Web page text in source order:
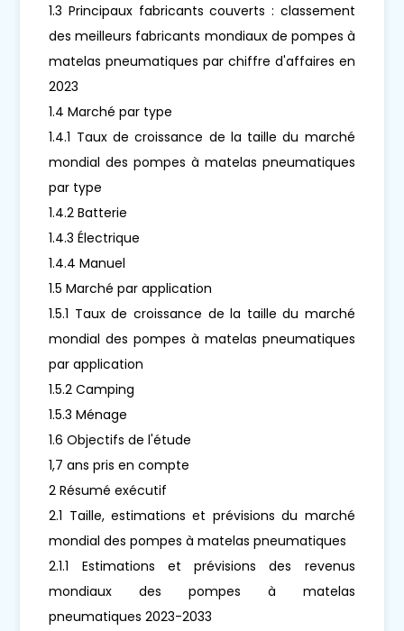
1.3 Principaux fabricants couverts : classement
des meilleurs fabricants mondiaux de pompes à
matelas pneumatiques par chiffre d'affaires en
2023
1.4 Marché par type
1.4.1 Taux de croissance de la taille du marché
mondial des pompes à matelas pneumatiques
par type
1.4.2 Batterie
1.4.3 Électrique
1.4.4 Manuel
1.5 Marché par application
1.5.1 Taux de croissance de la taille du marché
mondial des pompes à matelas pneumatiques
par application
1.5.2 Camping
1.5.3 Ménage
1.6 Objectifs de l'étude
1,7 ans pris en compte
2 Résumé exécutif
2.1 Taille, estimations et prévisions du marché
mondial des pompes à matelas pneumatiques
2.1.1 Estimations et prévisions des revenus
mondiaux des pompes à matelas
pneumatiques 2023-2033